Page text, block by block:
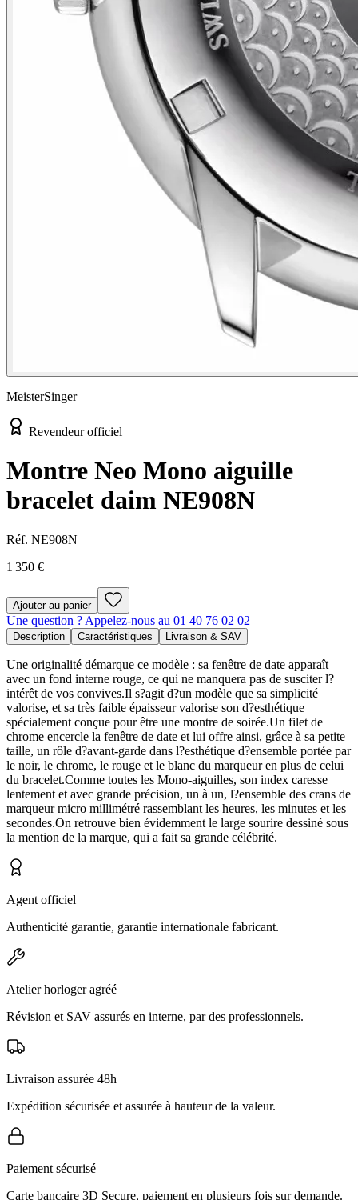
MeisterSinger
Revendeur officiel
Montre Neo Mono aiguille
bracelet daim NE908N
Réf. NE908N
1 350 €
Ajouter au panier
Une question ? Appelez-nous au 01 40 76 02 02
Description Caractéristiques Livraison & SAV
Une originalité démarque ce modèle : sa fenêtre de date apparaît
avec un fond interne rouge, ce qui ne manquera pas de susciter l?
intérêt de vos convives.Il s?agit d?un modèle que sa simplicité
valorise, et sa très faible épaisseur valorise son d?esthétique
spécialement conçue pour être une montre de soirée.Un filet de
chrome encercle la fenêtre de date et lui offre ainsi, grâce à sa petite
taille, un rôle d?avant-garde dans l?esthétique d?ensemble portée par
le noir, le chrome, le rouge et le blanc du marqueur en plus de celui
du bracelet.Comme toutes les Mono-aiguilles, son index caresse
lentement et avec grande précision, un à un, l?ensemble des crans de
marqueur micro millimétré rassemblant les heures, les minutes et les
secondes.On retrouve bien évidemment le large sourire dessiné sous
la mention de la marque, qui a fait sa grande célébrité.
Agent officiel
Authenticité garantie, garantie internationale fabricant.
Atelier horloger agréé
Révision et SAV assurés en interne, par des professionnels.
Livraison assurée 48h
Expédition sécurisée et assurée à hauteur de la valeur.
Paiement sécurisé
Carte bancaire 3D Secure, paiement en plusieurs fois sur demande.